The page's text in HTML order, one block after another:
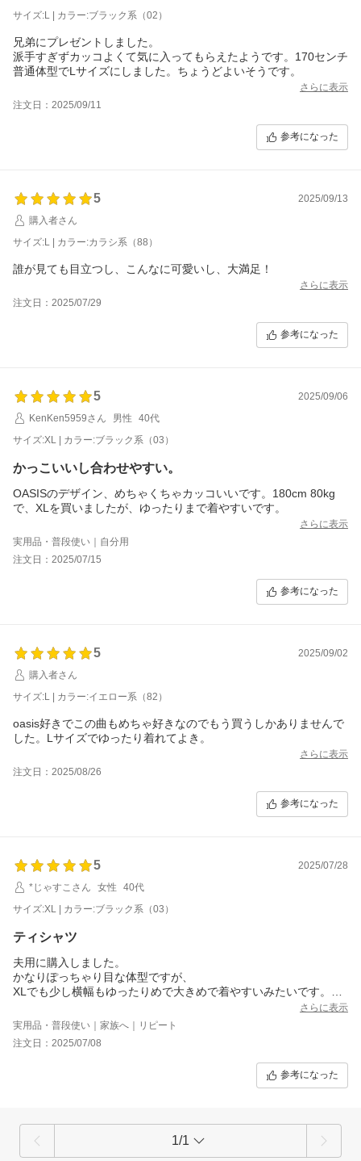
サイズ:L | カラー:ブラック系（02）
兄弟にプレゼントしました。
派手すぎずカッコよくて気に入ってもらえたようです。170センチ
普通体型でLサイズにしました。ちょうどよいそうです。
さらに表示
注文日：2025/09/11
参考になった
5
2025/09/13
購入者さん
サイズ:L | カラー:カラシ系（88）
誰が見ても目立つし、こんなに可愛いし、大満足！
さらに表示
注文日：2025/07/29
参考になった
5
2025/09/06
KenKen5959さん
男性
40代
サイズ:XL | カラー:ブラック系（03）
かっこいいし合わせやすい。
OASISのデザイン、めちゃくちゃカッコいいです。180cm 80kg
で、XLを買いましたが、ゆったりまで着やすいです。
さらに表示
実用品・普段使い｜自分用
注文日：2025/07/15
参考になった
5
2025/09/02
購入者さん
サイズ:L | カラー:イエロー系（82）
oasis好きでこの曲もめちゃ好きなのでもう買うしかありませんで
した。Lサイズでゆったり着れてよき。
さらに表示
注文日：2025/08/26
参考になった
5
2025/07/28
*じゃすこさん
女性
40代
サイズ:XL | カラー:ブラック系（03）
ティシャツ
夫用に購入しました。
かなりぽっちゃり目な体型ですが、
XLでも少し横幅もゆったりめで大きめで着やすいみたいです。
さらに表示
実用品・普段使い｜家族へ｜リピート
注文日：2025/07/08
参考になった
1/1